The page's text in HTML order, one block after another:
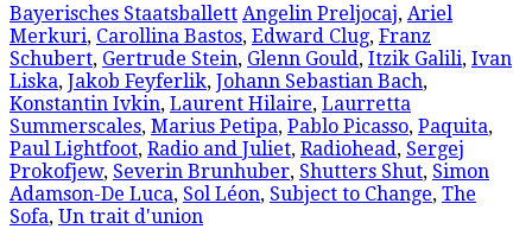
Bayerisches Staatsballett Angelin Preljocaj, Ariel
Merkuri, Carollina Bastos, Edward Clug, Franz
Schubert, Gertrude Stein, Glenn Gould, Itzik Galili, Ivan
Liska, Jakob Feyferlik, Johann Sebastian Bach,
Konstantin Ivkin, Laurent Hilaire, Laurretta
Summerscales, Marius Petipa, Pablo Picasso, Paquita,
Paul Lightfoot, Radio and Juliet, Radiohead, Sergej
Prokofjew, Severin Brunhuber, Shutters Shut, Simon
Adamson-De Luca, Sol Léon, Subject to Change, The
Sofa, Un trait d'union